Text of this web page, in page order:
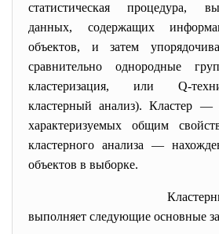
статистическая процедура,
данных, содержащих
объектов, и затем
сравнительно однородные
кластеризация, или Q-
кластерный анализ). Кластер —
характеризуемых общим
кластерного анализа —
объектов в выборке.
выполняет следующие основные